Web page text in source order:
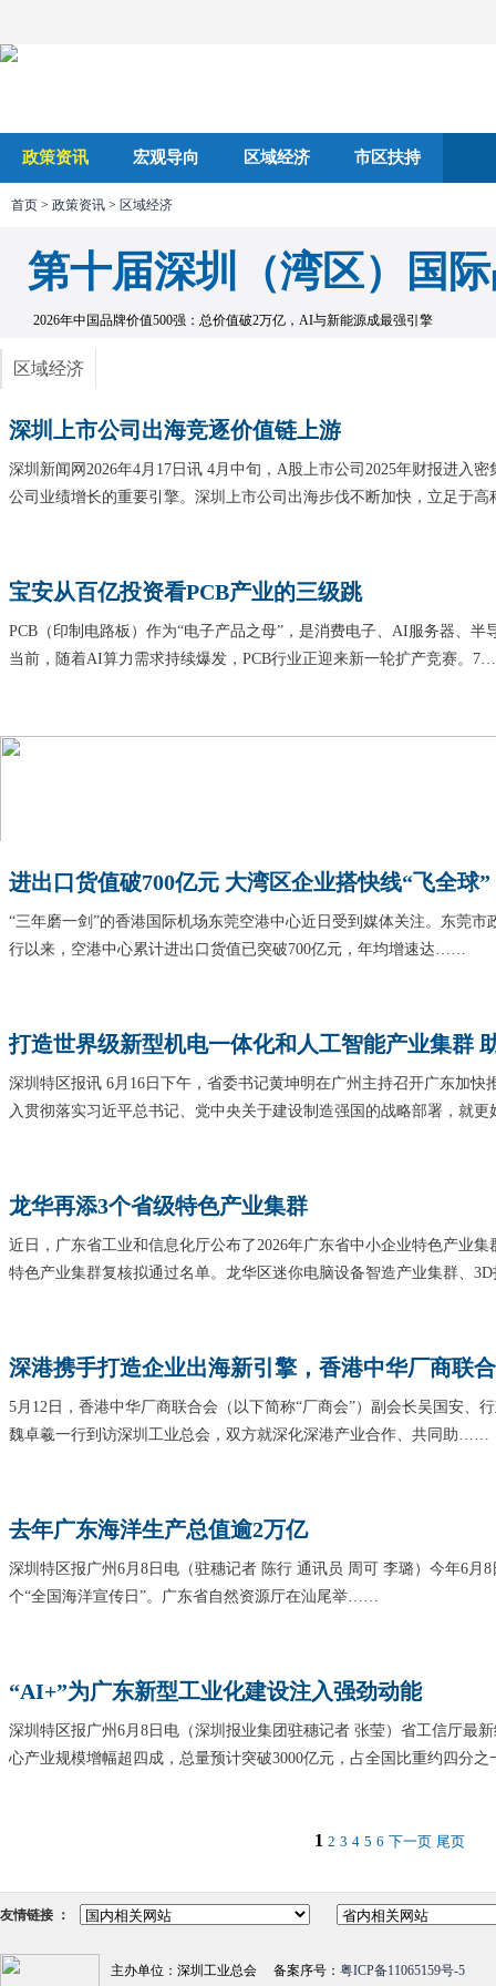
政策资讯 宏观导向 区域经济 市区扶持
首页 > 政策资讯 > 区域经济
第十届深圳（湾区）国
2026年中国品牌价值500强：总价值破2万亿，AI与新能源成最强引擎
区域经济
深圳上市公司出海竞逐价值链上游
深圳新闻网2026年4月17日讯 4月中旬，A股上市公司2025年财报进入
公司业绩增长的重要引擎。深圳上市公司出海步伐不断加快，立足于
宝安从百亿投资看PCB产业的三级跳
PCB（印制电路板）作为“电子产品之母”，是消费电子、AI服务器、
当前，随着AI算力需求持续爆发，PCB行业正迎来新一轮扩产竞赛。
进出口货值破700亿元 大湾区企业搭快线“飞全球”
“三年磨一剑”的香港国际机场东莞空港中心近日受到媒体关注。东莞市
行以来，空港中心累计进出口货值已突破700亿元，年均增速达……
打造世界级新型机电一体化和人工智能产业集群
深圳特区报讯 6月16日下午，省委书记黄坤明在广州主持召开广东加
入贯彻落实习近平总书记、党中央关于建设制造强国的战略部署，就
龙华再添3个省级特色产业集群
近日，广东省工业和信息化厅公布了2026年广东省中小企业特色产业
特色产业集群复核拟通过名单。龙华区迷你电脑设备智造产业集群、
深港携手打造企业出海新引擎，香港中华厂商联
5月12日，香港中华厂商联合会（以下简称“厂商会”）副会长吴国安、
魏卓羲一行到访深圳工业总会，双方就深化深港产业合作、共同助……
去年广东海洋生产总值逾2万亿
深圳特区报广州6月8日电（驻穗记者 陈行 通讯员 周可 李璐）今年6月
个“全国海洋宣传日”。广东省自然资源厅在汕尾举……
“AI+”为广东新型工业化建设注入强劲动能
深圳特区报广州6月8日电（深圳报业集团驻穗记者 张莹）省工信厅最
心产业规模增幅超四成，总量预计突破3000亿元，占全国比重约四分
1 2 3 4 5 6 下一页 尾页
友情链接 ：
主办单位：深圳工业总会 备案序号： 粤ICP备11065159号-5